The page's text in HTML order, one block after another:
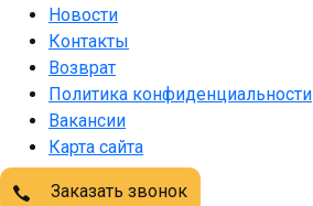
Новости
Контакты
Возврат
Политика конфиденциальности
Вакансии
Карта сайта
Заказать звонок